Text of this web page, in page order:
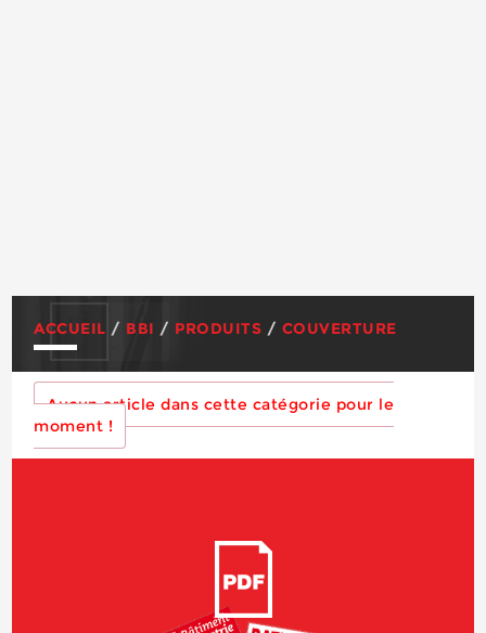
ACCUEIL / BBI / PRODUITS / COUVERTURE
Aucun article dans cette catégorie pour le
moment !